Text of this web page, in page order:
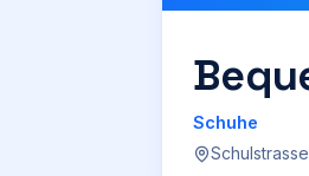
Schuhe